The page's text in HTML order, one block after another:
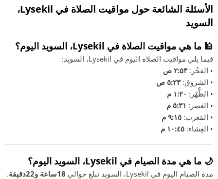
الأسئلة الشائعة حول مواقيت الصلاة في Lysekil،
السويد
🕌 ما هي مواقيت الصلاة في Lysekil، السويد اليوم؟
فيما يلي مواقيت الصلاة اليوم في Lysekil، السويد:
• الفجْر:٢:٥٣ ص
• الشروق:٥:٢٣ ص
• الظُّهْر: ١:٢٠ م
• العَصر: ٥:٣١ م
• المَغرب: ٩:١٥ م
• العِشاء: ١٠:٤٥ م
🌙 ما هي مدة الصيام في Lysekil، السويد اليوم؟
مدة الصيام اليوم في Lysekil، السويد تبلغ حوالي 18ساعة و22دقيقة .